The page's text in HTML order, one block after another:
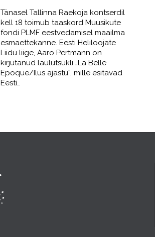
Tänasel Tallinna Raekoja kontserdil
kell 18 toimub taaskord Muusikute
fondi PLMF eestvedamisel maailma
esmaettekanne. Eesti Heliloojate
Liidu liige, Aaro Pertmann on
kirjutanud laulutsükli „La Belle
Epoque/Ilus ajastu”, mille esitavad
Eesti…